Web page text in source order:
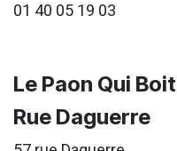
01 40 05 19 03
Le Paon Qui Boit
Rue Daguerre